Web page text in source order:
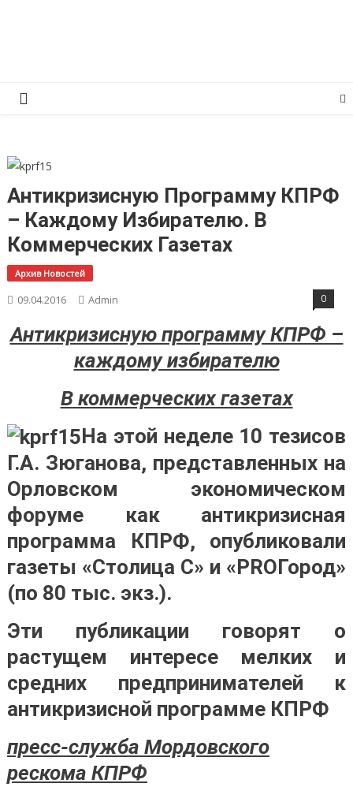
Антикризисную Программу КПРФ
– Каждому Избирателю. В
Коммерческих Газетах
Архив Новостей
09.04.2016 Admin 0
Антикризисную программу КПРФ –
каждому избирателю
В коммерческих газетах
На этой неделе 10 тезисов
Г.А. Зюганова, представленных на
Орловском экономическом
форуме как антикризисная
программа КПРФ, опубликовали
газеты «Столица С» и «PROГород»
(по 80 тыс. экз.).
Эти публикации говорят о
растущем интересе мелких и
средних предпринимателей к
антикризисной программе КПРФ
пресс-служба Мордовского
рескома КПРФ